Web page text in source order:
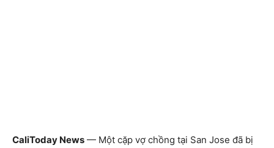
CaliToday News — Một cặp vợ chồng tại San Jose đã bị